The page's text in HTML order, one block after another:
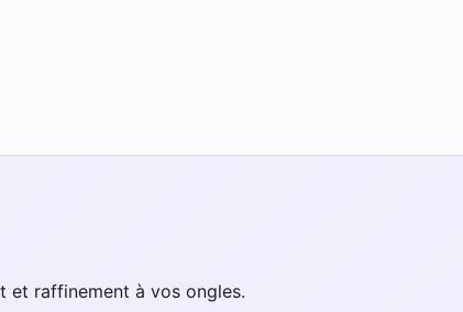
et raffinement à vos ongles.